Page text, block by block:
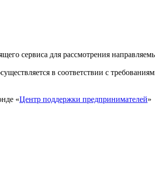
сервиса для рассмотрения
в соответствии с
«Центр поддержки предпринимателей»